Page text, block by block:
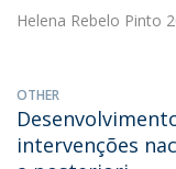
Helena Rebelo Pinto
OTHER
intervenções